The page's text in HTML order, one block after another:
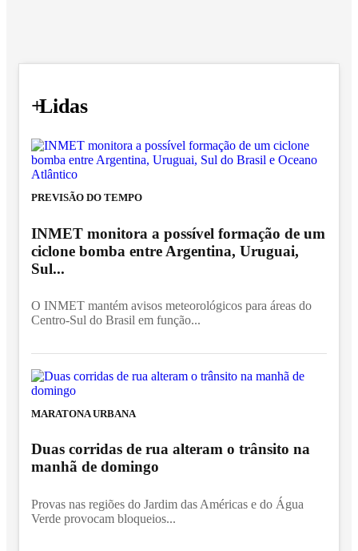
+
Lidas
PREVISÃO DO TEMPO
INMET monitora a possível formação de um
ciclone bomba entre Argentina, Uruguai,
Sul...
O INMET mantém avisos meteorológicos para áreas do
Centro-Sul do Brasil em função...
MARATONA URBANA
Duas corridas de rua alteram o trânsito na
manhã de domingo
Provas nas regiões do Jardim das Américas e do Água
Verde provocam bloqueios...